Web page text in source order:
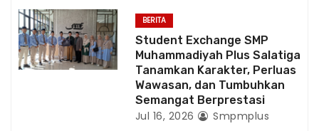
BERITA
Student Exchange SMP
Muhammadiyah Plus Salatiga
Tanamkan Karakter, Perluas
Wawasan, dan Tumbuhkan
Semangat Berprestasi
Jul 16, 2026 Smpmplus